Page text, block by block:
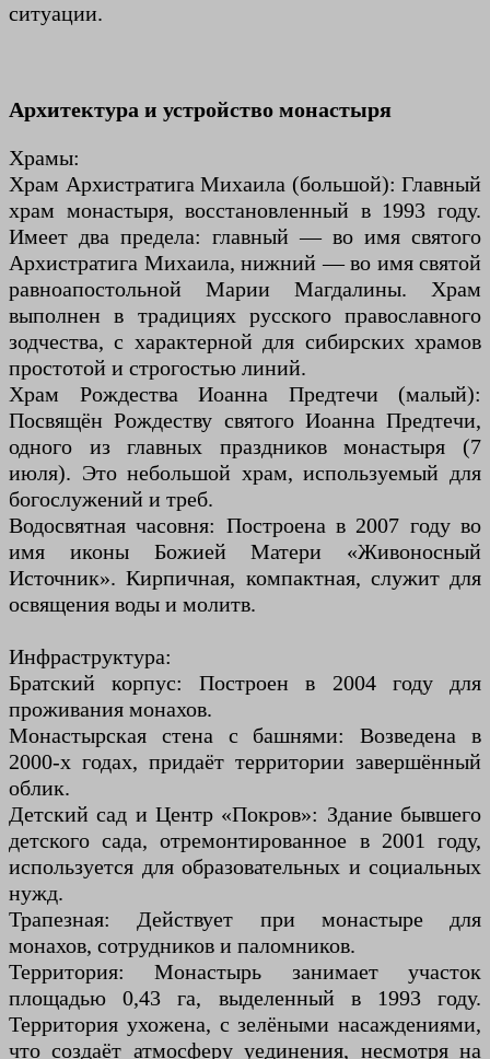
ситуации.
Архитектура и устройство монастыря
Храмы:
Храм Архистратига Михаила (большой): Главный
храм монастыря, восстановленный в 1993 году.
Имеет два предела: главный — во имя святого
Архистратига Михаила, нижний — во имя святой
равноапостольной Марии Магдалины. Храм
выполнен в традициях русского православного
зодчества, с характерной для сибирских храмов
простотой и строгостью линий.
Храм Рождества Иоанна Предтечи (малый):
Посвящён Рождеству святого Иоанна Предтечи,
одного из главных праздников монастыря (7
июля). Это небольшой храм, используемый для
богослужений и треб.
Водосвятная часовня: Построена в 2007 году во
имя иконы Божией Матери «Живоносный
Источник». Кирпичная, компактная, служит для
освящения воды и молитв.
Инфраструктура:
Братский корпус: Построен в 2004 году для
проживания монахов.
Монастырская стена с башнями: Возведена в
2000-х годах, придаёт территории завершённый
облик.
Детский сад и Центр «Покров»: Здание бывшего
детского сада, отремонтированное в 2001 году,
используется для образовательных и социальных
нужд.
Трапезная: Действует при монастыре для
монахов, сотрудников и паломников.
Территория: Монастырь занимает участок
площадью 0,43 га, выделенный в 1993 году.
Территория ухожена, с зелёными насаждениями,
что создаёт атмосферу уединения, несмотря на